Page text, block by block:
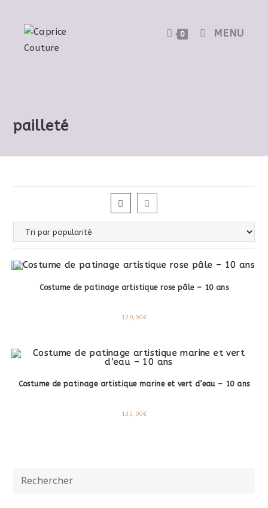
0 MENU
pailleté
Costume de patinage artistique rose pâle – 10 ans
120,00€
Costume de patinage artistique marine et vert d’eau – 10 ans
135,00€